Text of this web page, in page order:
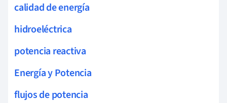
calidad de energía
hidroeléctrica
potencia reactiva
Energía y Potencia
flujos de potencia